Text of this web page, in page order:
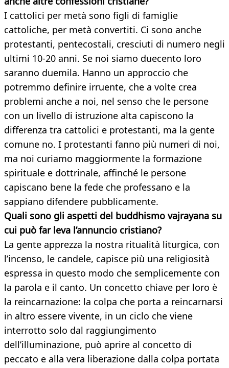
I cattolici per metà sono figli di famiglie
cattoliche, per metà convertiti. Ci sono anche
protestanti, pentecostali, cresciuti di numero negli
ultimi 10-20 anni. Se noi siamo duecento loro
saranno duemila. Hanno un approccio che
potremmo definire irruente, che a volte crea
problemi anche a noi, nel senso che le persone
con un livello di istruzione alta capiscono la
differenza tra cattolici e protestanti, ma la gente
comune no. I protestanti fanno più numeri di noi,
ma noi curiamo maggiormente la formazione
spirituale e dottrinale, affinché le persone
capiscano bene la fede che professano e la
sappiano difendere pubblicamente.
Quali sono gli aspetti del buddhismo vajrayana su
cui può far leva l’annuncio cristiano?
La gente apprezza la nostra ritualità liturgica, con
l’incenso, le candele, capisce più una religiosità
espressa in questo modo che semplicemente con
la parola e il canto. Un concetto chiave per loro è
la reincarnazione: la colpa che porta a reincarnarsi
in altro essere vivente, in un ciclo che viene
interrotto solo dal raggiungimento
dell’illuminazione, può aprire al concetto di
peccato e alla vera liberazione dalla colpa portata